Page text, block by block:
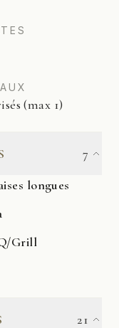
(max 1)
7
longues
Grill
21